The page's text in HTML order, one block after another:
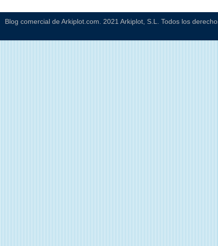
Blog comercial de Arkiplot.com. 2021 Arkiplot, S.L. Todos los